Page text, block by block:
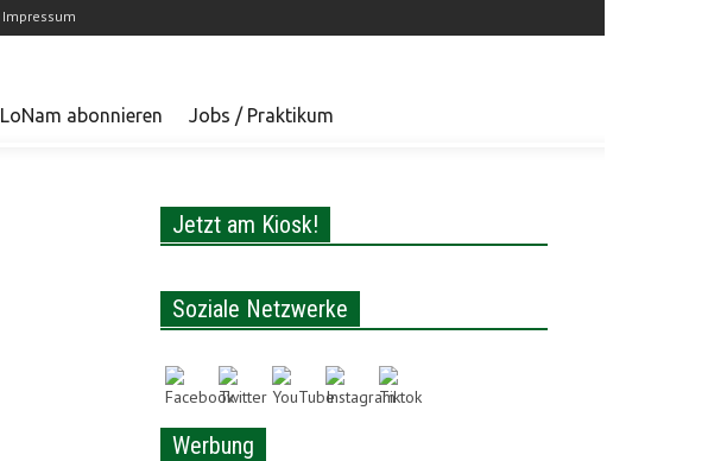
Impressum
LoNam abonnieren Jobs / Praktikum
Jetzt am Kiosk!
Soziale Netzwerke
Werbung